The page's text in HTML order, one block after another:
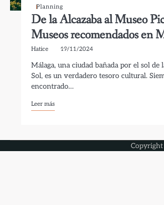
Planning
De la Alcazaba al Museo
Museos recomendados en
Hatice 19/11/2024
Málaga, una ciudad bañada por el sol de
Sol, es un verdadero tesoro cultural.
encontrado…
Leer más